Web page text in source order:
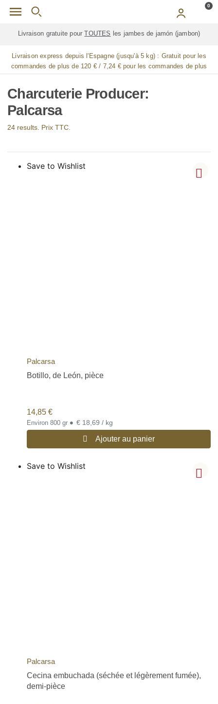
Skip to main content 0
Livraison gratuite pourTOUTES les jambes de jamón (jambon)
Livraison express depuis l'Espagne (jusqu'à 5 kg) : Gratuit pour les
commandes de plus de 120 € / 7,24 € pour les commandes de plus
de 90 € / 14,48 € pour les commandes de plus de 60 € / 21,72 € pour
les commandes de plus de 30 €
Charcuterie Producer:
Palcarsa
24 results. Prix TTC.
Save to Wishlist
Palcarsa
Botillo, de León, pièce
14,85 €
Environ 800 gr • € 18,69 / kg
Ajouter au panier
Save to Wishlist
Palcarsa
Cecina embuchada (séchée et légèrement fumée),
demi-pièce